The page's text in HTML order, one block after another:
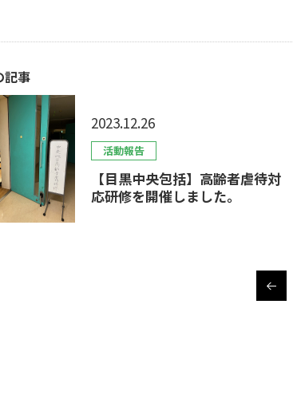
記事
2023.12.26
活動報告
【目黒中央包括】高齢者虐待対
応研修を開催しました。